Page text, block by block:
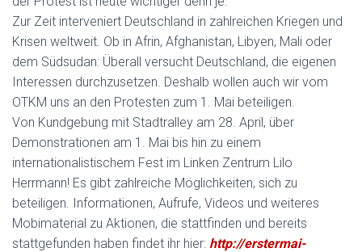
Zur Zeit interveniert Deutschland in zahlreichen Kriegen und
Krisen weltweit. Ob in Afrin, Afghanistan, Libyen, Mali oder
dem Südsudan: Überall versucht Deutschland, die eigenen
Interessen durchzusetzen. Deshalb wollen auch wir vom
OTKM uns an den Protesten zum 1. Mai beteiligen.
Von Kundgebung mit Stadtralley am 28. April, über
Demonstrationen am 1. Mai bis hin zu einem
internationalistischem Fest im Linken Zentrum Lilo
Herrmann! Es gibt zahlreiche Möglichkeiten, sich zu
beteiligen. Informationen, Aufrufe, Videos und weiteres
Mobimaterial zu Aktionen, die stattfinden und bereits
stattgefunden haben findet ihr hier: http://erstermai-